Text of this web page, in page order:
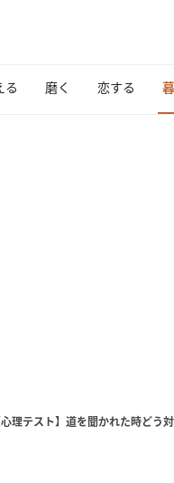
る 磨く 恋する
心理テスト】道を聞かれた時ど